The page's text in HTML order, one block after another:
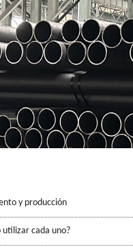
y producción
utilizar cada uno?